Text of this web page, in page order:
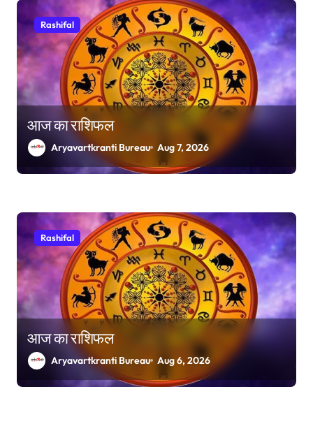
Rashifal
आज का राशिफल
Aryavartkranti Bureau Aug 7, 2026
Rashifal
आज का राशिफल
Aryavartkranti Bureau Aug 6, 2026